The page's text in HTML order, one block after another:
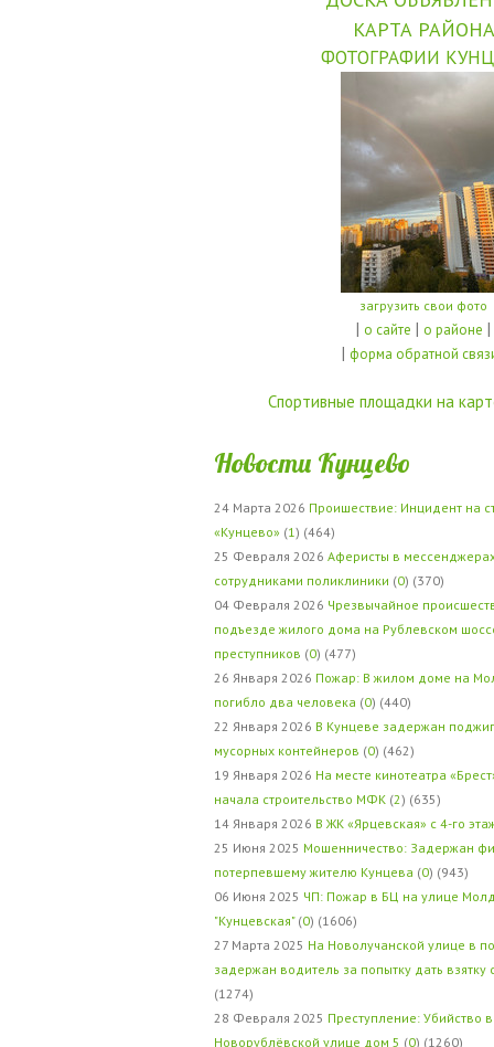
КАРТА РАЙОНА
ФОТОГРАФИИ
загрузить свои фото
| о сайте | о районе |
| форма обратной
Спортивные площадки на
Новости Кунцево
24 Марта 2026 Проишествие: Инцидент на
«Кунцево» (1 ) (464)
25 Февраля 2026 Аферисты в
сотрудниками поликлиники (0) (370)
04 Февраля 2026 Чрезвычайное
подъезде жилого дома на Рублевском
преступников (0) (477)
26 Января 2026 Пожар: В жилом доме на
погибло два человека (0) (440)
22 Января 2026 В Кунцеве задержан
мусорных контейнеров (0) (462)
19 Января 2026 На месте кинотеатра
начала строительство МФК (2) (635)
14 Января 2026 В ЖК «Ярцевская» с 4-го
25 Июня 2025 Мошенничество: Задержан
потерпевшему жителю Кунцева (0) (943)
06 Июня 2025 ЧП: Пожар в БЦ на улице
"Кунцевская" (0) (1606)
27 Марта 2025 На Новолучанской улице в
задержан водитель за попытку дать
(1274)
28 Февраля 2025 Преступление: Убийство
Новорублёвской улице дом 5 (0) (1260)